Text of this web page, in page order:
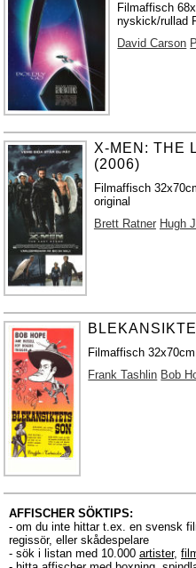
Filmaffisch
nyskick/rullad
David Carson
X-MEN: THE
(2006)
Filmaffisch
original
Brett Ratner Hugh
Filmaffisch
Frank Tashlin Bob
AFFISCHER SÖKTIPS:
- om du inte hittar t.ex. en svensk
regissör, eller skådespelare
- sök i listan med 10.000 artister,